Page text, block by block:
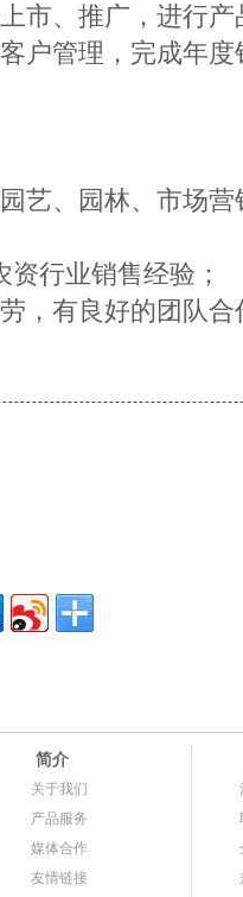
市、推广，进行
户管理，完成年
艺、园林、市场
行业销售经验；
，有良好的团队
简介
关于我们
产品服务
媒体合作
友情链接